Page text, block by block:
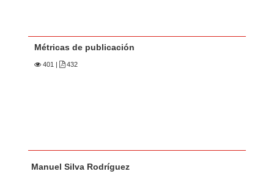
Métricas de publicación
401 432
u
Manuel Silva Rodríguez